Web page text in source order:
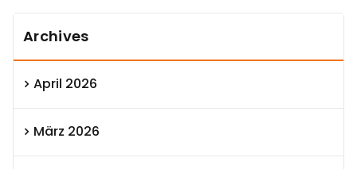
Archives
April 2026
März 2026